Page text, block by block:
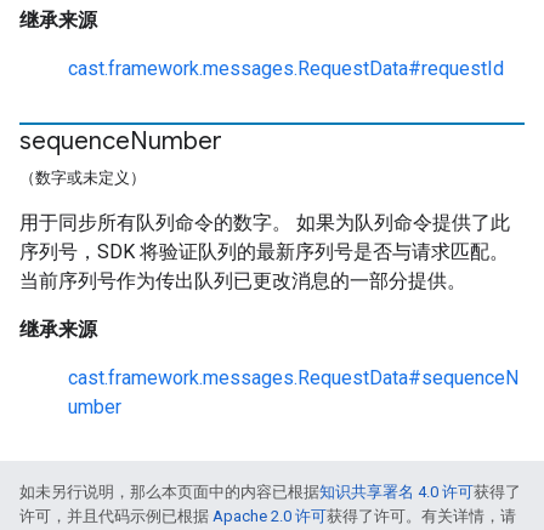
继承来源
cast.framework.messages.RequestData#requestId
sequenceNumber
（数字或未定义）
用于同步所有队列命令的数字。 如果为队列命令提供了此
序列号，SDK 将验证队列的最新序列号是否与请求匹配。
当前序列号作为传出队列已更改消息的一部分提供。
继承来源
cast.framework.messages.RequestData#sequenceN
umber
如未另行说明，那么本页面中的内容已根据知识共享署名 4.0 许可获得了
许可，并且代码示例已根据 Apache 2.0 许可获得了许可。有关详情，请